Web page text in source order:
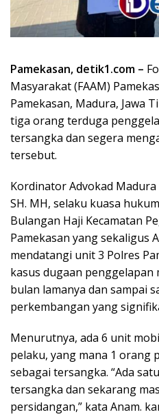
Pamekasan, detik1.com –
Masyarakat (FAAM)
Pamekasan, Madura, Jawa
tiga orang terduga
tersangka dan segera
tersebut.
Kordinator Advokad Madura
SH. MH, selaku kuasa
Bulangan Haji Kecamatan
Pamekasan yang sekaligus
mendatangi unit 3 Polres
kasus dugaan
bulan lamanya dan sampai
perkembangan yang
Menurutnya, ada 6 unit
pelaku, yang mana 1 orang
sebagai tersangka. “Ada
tersangka dan sekarang
persidangan,” kata Anam.